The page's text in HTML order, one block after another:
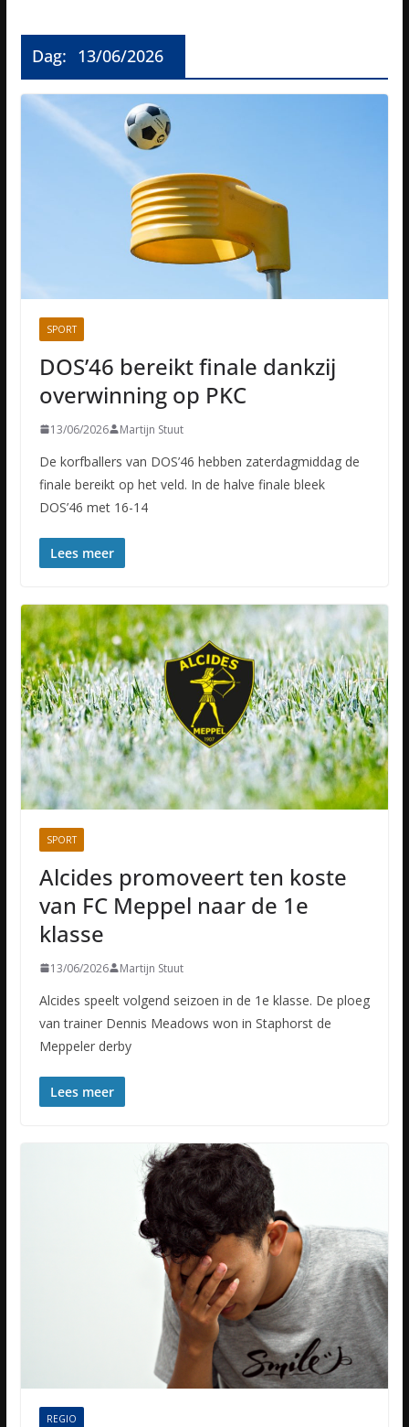
Dag: 13/06/2026
SPORT
DOS’46 bereikt finale dankzij
overwinning op PKC
13/06/2026 Martijn Stuut
De korfballers van DOS’46 hebben zaterdagmiddag de
finale bereikt op het veld. In de halve finale bleek
DOS’46 met 16-14
Lees meer
SPORT
Alcides promoveert ten koste
van FC Meppel naar de 1e
klasse
13/06/2026 Martijn Stuut
Alcides speelt volgend seizoen in de 1e klasse. De ploeg
van trainer Dennis Meadows won in Staphorst de
Meppeler derby
Lees meer
REGIO